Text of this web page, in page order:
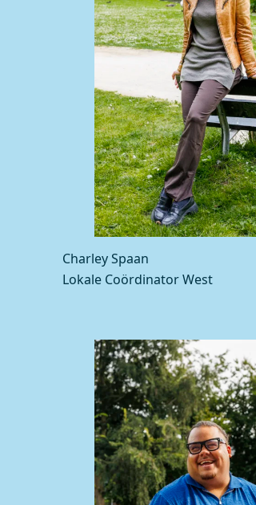
Charley Spaan
Lokale Coördinator West